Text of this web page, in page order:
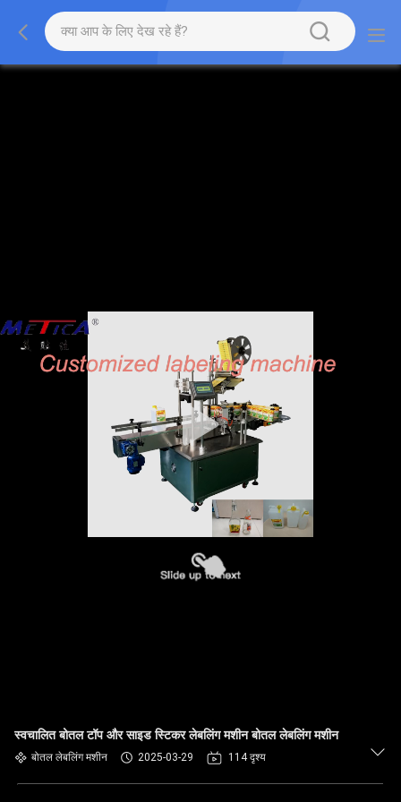
स्वचालित बोतल टॉप और साइड स्टिकर लेबलिंग मशीन बोतल लेबलिंग मशीन
बोतल लेबलिंग मशीन 2025-03-29 114 दृश्य